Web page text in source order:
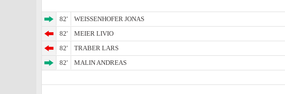
82'
WEISSENHOFER JONAS
82'
MEIER LIVIO
82'
TRABER LARS
82'
MALIN ANDREAS